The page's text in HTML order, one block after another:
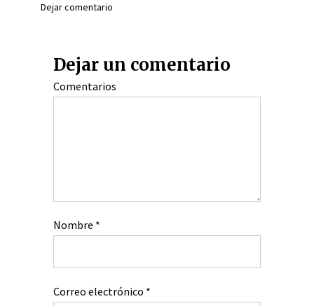
Dejar comentario
Dejar un comentario
Comentarios
Nombre *
Correo electrónico *